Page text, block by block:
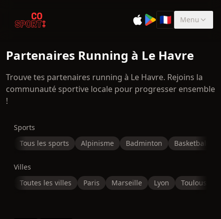
🇫🇷Sélectionner la
Menu
Partenaires Running à Le Havre
Trouve tes partenaires running à Le Havre. Rejoins la
communauté sportive locale pour progresser ensemble
!
Sports
Tous les sports
Alpinisme Badminton Basketball
Villes
Toutes les villes
Paris Marseille Lyon Toulouse